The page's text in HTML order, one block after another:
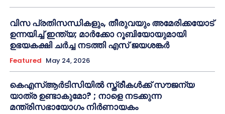
വിസ പ്രതിസന്ധികളും, തീരുവയും അമേരിക്കയോട്
ഉന്നയിച്ച് ഇന്ത്യ; മാർക്കോ റൂബിയോയുമായി
ഉഭയകക്ഷി ചർച്ച നടത്തി എസ് ജയശങ്കർ
Featured May 24, 2026
കെഎസ്ആർടിസിയിൽ സ്ത്രീകൾക്ക് സൗജന്യ
യാത്ര ഉണ്ടാകുമോ? ; നാളെ നടക്കുന്ന
മന്ത്രിസഭായോഗം നിർണായകം